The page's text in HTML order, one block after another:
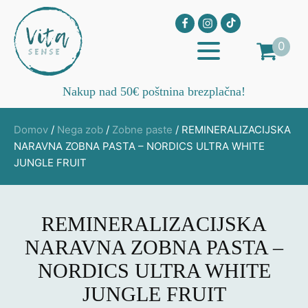
0
Nakup nad 50€ poštnina brezplačna!
Domov / Nega zob / Zobne paste / REMINERALIZACIJSKA
NARAVNA ZOBNA PASTA – NORDICS ULTRA WHITE
JUNGLE FRUIT
REMINERALIZACIJSKA
NARAVNA ZOBNA PASTA –
NORDICS ULTRA WHITE
JUNGLE FRUIT